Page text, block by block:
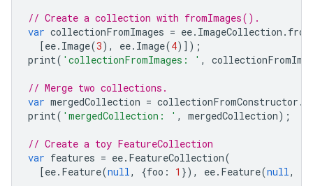
// Create a collection with fromImages().
var collectionFromImages = ee. ImageCollection .
[ee. Image(3), ee. Image(4)]);
print( 'collectionFromImages: ' ,
// Merge two collections.
var mergedCollection = collectionFromConstructor .
print( 'mergedCollection: ' , mergedCollection);
// Create a toy FeatureCollection
var features = ee. FeatureCollection(
[ee. Feature(null, {foo : 1 }), ee. Feature(null,